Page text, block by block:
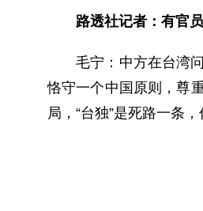
路透社记者：有官
毛宁： 中方在台湾
恪守一个中国原则，尊
局，“台独”是死路一条